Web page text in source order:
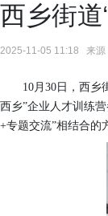
西乡街
2025-11-05 11:18 来源
10月30日，西乡
西乡”企业人才训练
+专题交流”相结合的